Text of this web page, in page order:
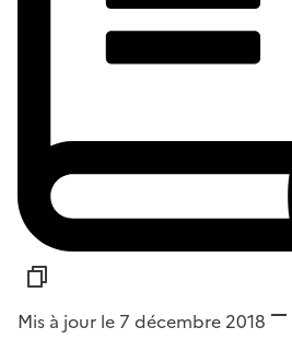
Mis à jour le 7 décembre 2018